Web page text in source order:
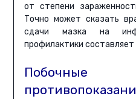
от степени
Точно может сказать
сдачи мазка на
профилактики составляет
Побочные